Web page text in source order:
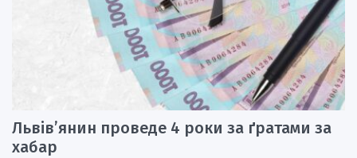
Львів’янин проведе 4 роки за ґратами за
хабар